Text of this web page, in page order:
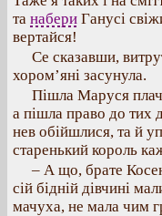
та набери Ганусі
вертайся!
Се сказавши,
хором’яні засунула.
Пішла Маруся
а пішла право до тих
нев обійшлися, та й
старенький король
– А що, брате
сій бідній дівчині
мачуха, не мала чим